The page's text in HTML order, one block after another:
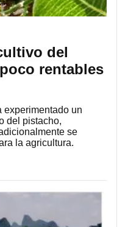
del
rentables
experimentado un
del pistacho,
se
la agricultura.